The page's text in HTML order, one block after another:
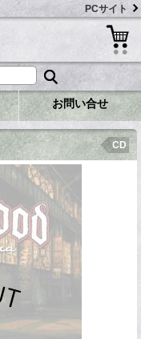
PCサイト
お問い合せ
CD